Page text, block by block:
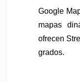
Google
mapas
ofrecen
​​grados.